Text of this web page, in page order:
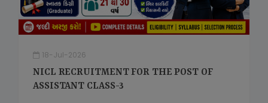
18-Jul-2026
NICL RECRUITMENT FOR THE POST OF
ASSISTANT CLASS-3